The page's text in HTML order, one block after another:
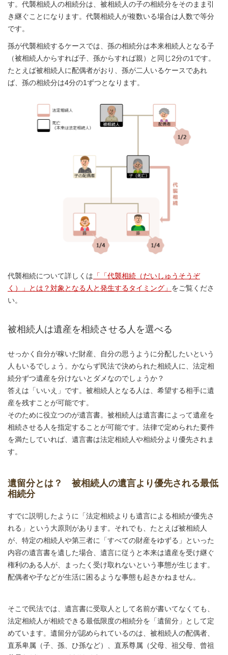
す。代襲相続人の相続分は、被相続人の子の相続分をそのまま引
き継ぐことになります。代襲相続人が複数いる場合は人数で等分
です。
孫が代襲相続するケースでは、孫の相続分は本来相続人となる子
（被相続人からすれば子、孫からすれば親）と同じ2分の1です。
たとえば被相続人に配偶者がおり、孫が二人いるケースであれ
ば、孫の相続分は4分の1ずつとなります。
代襲相続について詳しくは 「「代襲相続（だいしゅうそうぞ
く）」とは？対象となる人と発生するタイミング」 をご覧くださ
い。
被相続人は遺産を相続させる人を選べる
せっかく自分が稼いだ財産、自分の思うように分配したいという
人もいるでしょう。かならず民法で決められた相続人に、法定相
続分ずつ遺産を分けないとダメなのでしょうか？
答えは「いいえ」です。被相続人となる人は、希望する相手に遺
産を残すことが可能です。
そのために役立つのが遺言書。被相続人は遺言書によって遺産を
相続させる人を指定することが可能です。法律で定められた要件
を満たしていれば、遺言書は法定相続人や相続分より優先されま
す。
遺留分とは？ 被相続人の遺言より優先される最低
相続分
すでに説明したように「法定相続よりも遺言による相続が優先さ
れる」という大原則があります。それでも、たとえば被相続人
が、特定の相続人や第三者に「すべての財産をゆずる」といった
内容の遺言書を遺した場合、遺言に従うと本来は遺産を受け継ぐ
権利のある人が、まったく受け取れないという事態が生じます。
配偶者や子などが生活に困るような事態も起きかねません。
そこで民法では、遺言書に受取人として名前が書いてなくても、
法定相続人が相続できる最低限度の相続分を「遺留分」として定
めています。遺留分が認められているのは、被相続人の配偶者、
直系卑属（子、孫、ひ孫など）、直系尊属（父母、祖父母、曾祖